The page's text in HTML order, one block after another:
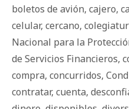
boletos de avión, cajero,
celular, cercano,
Nacional para la
de Servicios Financieros,
compra, concurridos,
contratar, cuenta,